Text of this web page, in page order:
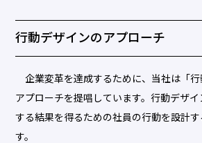
行動デザインのアプローチ
企業変革を達成するために、当社は「行
アプローチを提唱しています。行動デザ
する結果を得るための社員の行動を設計
す。